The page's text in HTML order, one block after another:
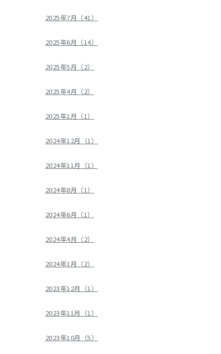
2025年7月（41）
2025年6月（14）
2025年5月（2）
2025年4月（2）
2025年1月（1）
2024年12月（1）
2024年11月（1）
2024年8月（1）
2024年6月（1）
2024年4月（2）
2024年1月（2）
2023年12月（1）
2023年11月（1）
2023年10月（5）